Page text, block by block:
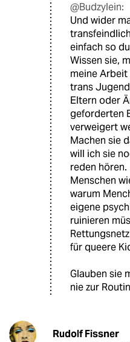
@Budzylein:
Und wider
einfach so
Wissen sie,
meine Arbeit
trans
Eltern oder
geforderten
verweigert
Machen sie
will ich sie
reden hören.
Menschen
warum
eigene
ruinieren
für queere
Glauben sie
nie zur
Rudolf Fissner